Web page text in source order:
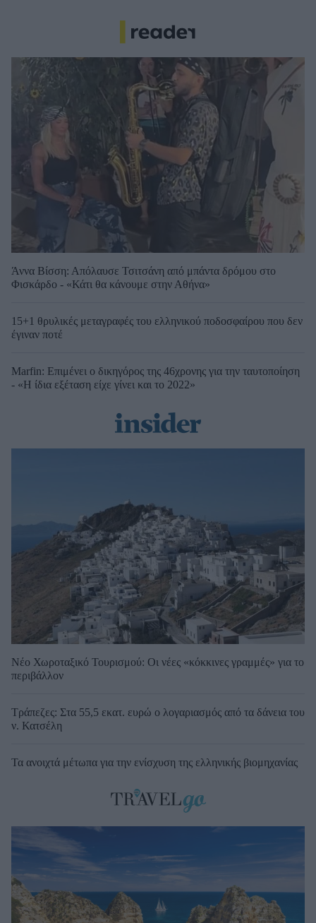
Άννα Βίσση: Απόλαυσε Τσιτσάνη από μπάντα δρόμου στο
Φισκάρδο - «Κάτι θα κάνουμε στην Αθήνα»
15+1 θρυλικές μεταγραφές του ελληνικού ποδοσφαίρου που δεν
έγιναν ποτέ
Marfin: Επιμένει ο δικηγόρος της 46χρονης για την ταυτοποίηση
- «Η ίδια εξέταση είχε γίνει και το 2022»
Νέο Χωροταξικό Τουρισμού: Οι νέες «κόκκινες γραμμές» για το
περιβάλλον
Τράπεζες: Στα 55,5 εκατ. ευρώ ο λογαριασμός από τα δάνεια του
ν. Κατσέλη
Τα ανοιχτά μέτωπα για την ενίσχυση της ελληνικής βιομηχανίας